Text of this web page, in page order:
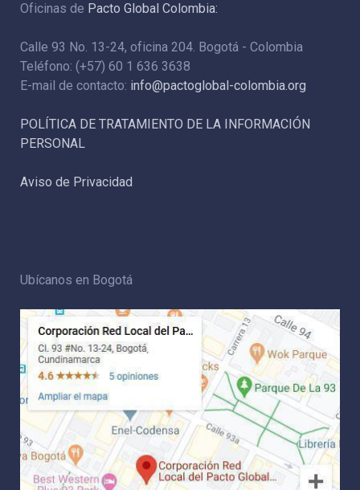
Oficinas de Pacto Global Colombia:
Calle 93 No. 13-24, oficina 204. Bogotá - Colombia
Teléfono: (+57) 60 1 636 3638
E-mail de contacto: info@pactoglobal-colombia.org
POLÍTICA DE TRATAMIENTO DE LA INFORMACIÓN
PERSONAL
Aviso de Privacidad
Ubícanos en Bogotá